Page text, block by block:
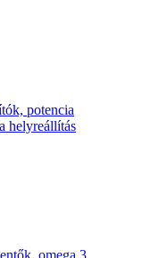
potencia
helyreállítás
omega 3